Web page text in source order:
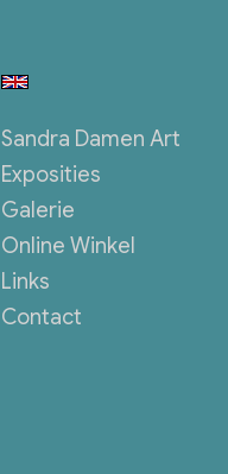
Sandra Damen Art
Exposities
Galerie
Online Winkel
Links
Contact